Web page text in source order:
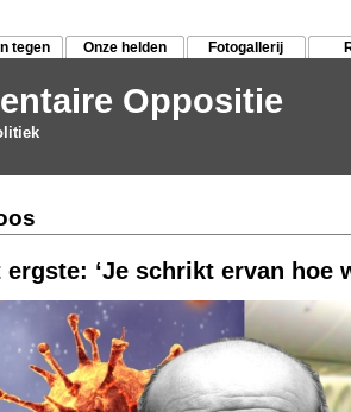
tegen Onze helden Fotogallerij
Oppositie
‘Je schrikt ervan hoe